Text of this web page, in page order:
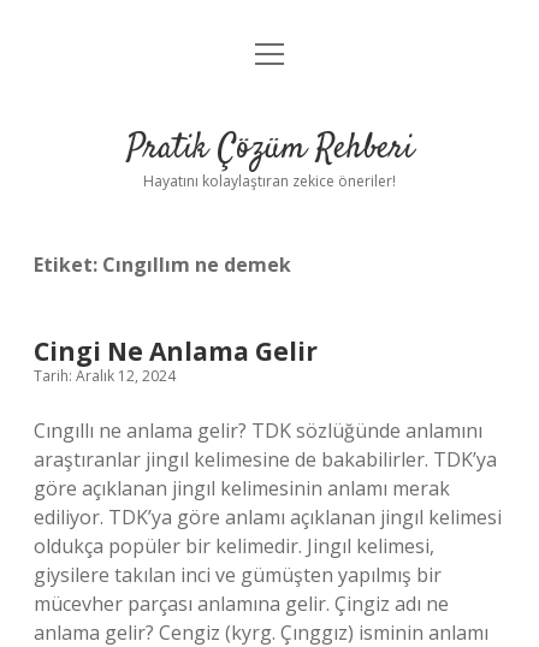
Anasayfa
Yasal Uyarı
menüyü
Pratik Çözüm Rehberi
Hayatını kolaylaştıran zekice öneriler!
Etiket: Cıngıllım ne demek
Cingi Ne Anlama Gelir
Tarih: Aralık 12, 2024
Cıngıllı ne anlama gelir? TDK sözlüğünde anlamını
araştıranlar jingıl kelimesine de bakabilirler. TDK’ya
göre açıklanan jingıl kelimesinin anlamı merak
ediliyor. TDK’ya göre anlamı açıklanan jingıl kelimesi
oldukça popüler bir kelimedir. Jingıl kelimesi,
giysilere takılan inci ve gümüşten yapılmış bir
mücevher parçası anlamına gelir. Çingiz adı ne
anlama gelir? Cengiz (kyrg. Çınggız) isminin anlamı